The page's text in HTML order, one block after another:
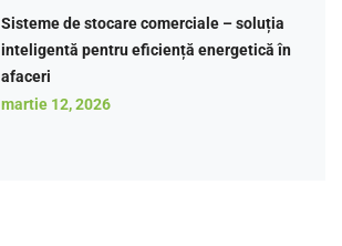
Sisteme de stocare comerciale – soluția
inteligentă pentru eficiență energetică în
afaceri
martie 12, 2026